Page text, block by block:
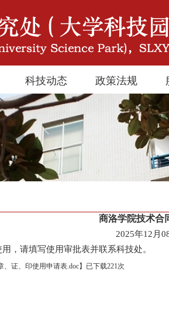
科技动态 政策法规
商洛学院技术合
2025年12月
，请填写使用审批表并联系科技处。
、证、印使用申请表.doc】 已下载221次